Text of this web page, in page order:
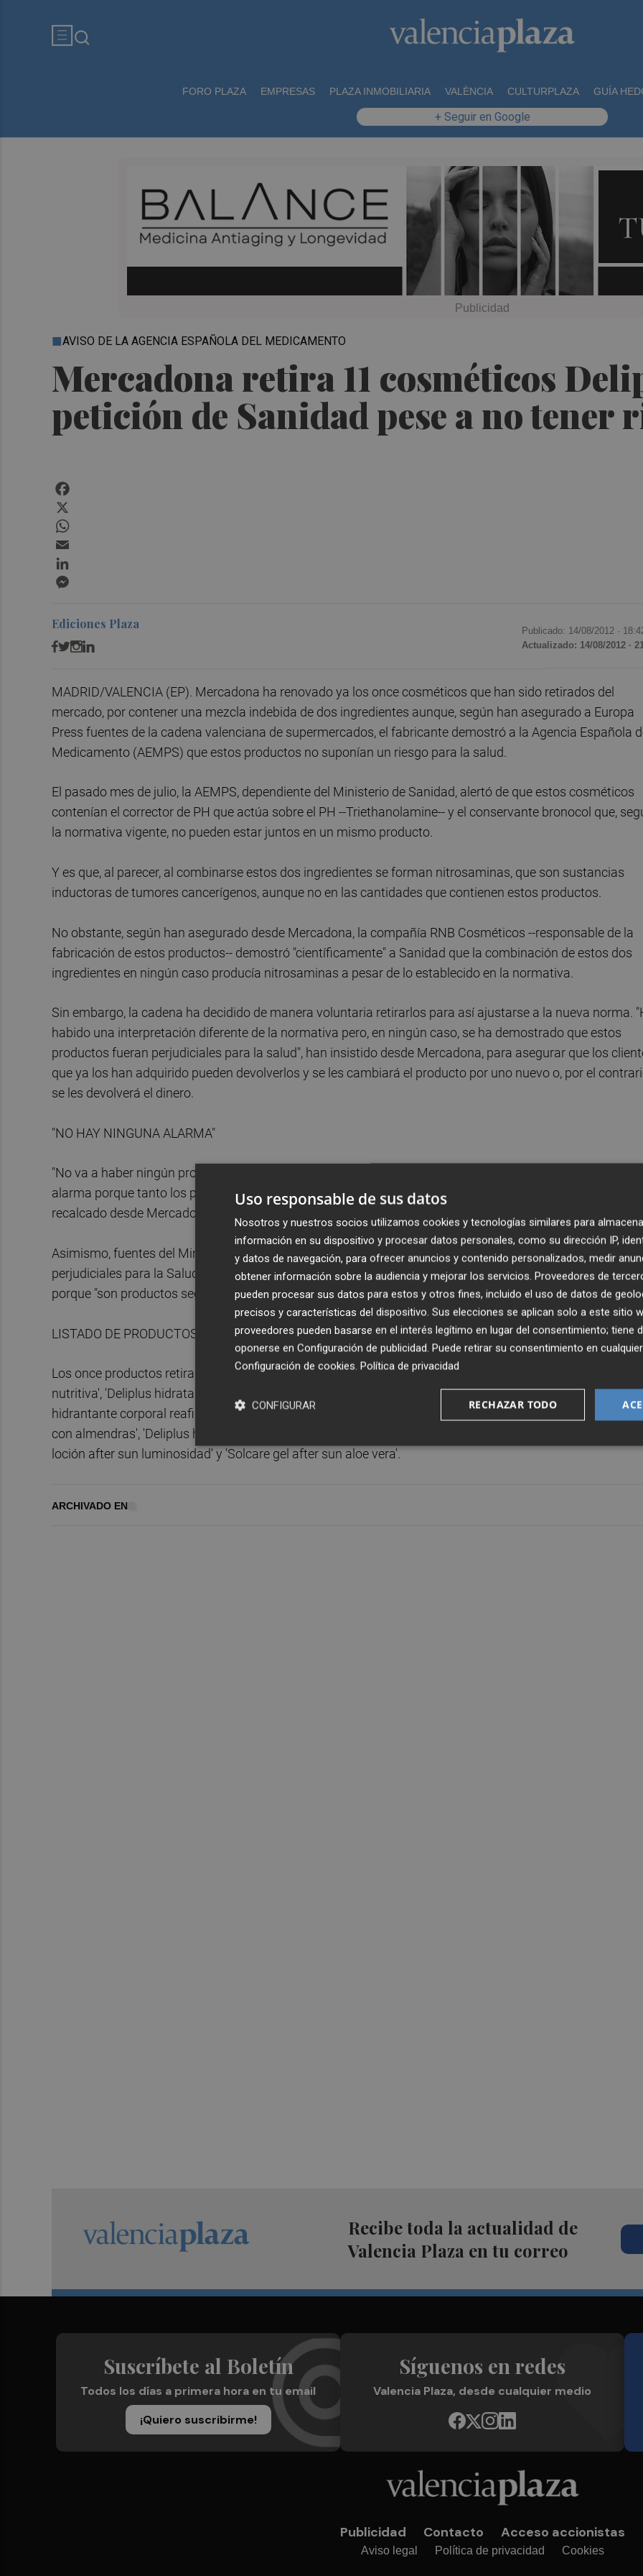
FORO PLAZA EMPRESAS PLAZA INMOBILIARIA VALÈNCIA CULTURPLAZA GUÍA
+ Seguir en Google
Mercadona retira 11 cosméticos
petición de Sanidad pese a no tener
AVISO DE LA AGENCIA ESPAÑOLA DEL MEDICAMENTO
Ediciones Plaza Publicado: 14/08/2012 ·
Actualizado: 14/08/2012 ·
MADRID/VALENCIA (EP). Mercadona ha renovado ya los once cosméticos que han sido retirados del
mercado, por contener una mezcla indebida de dos ingredientes aunque, según han asegurado a Europa
Press fuentes de la cadena valenciana de supermercados, el fabricante demostró a la Agencia Española
Medicamento (AEMPS) que estos productos no suponían un riesgo para la salud.
El pasado mes de julio, la AEMPS, dependiente del Ministerio de Sanidad, alertó de que estos cosméticos
contenían el corrector de PH que actúa sobre el PH --Triethanolamine-- y el conservante bronocol que,
la normativa vigente, no pueden estar juntos en un mismo producto.
Y es que, al parecer, al combinarse estos dos ingredientes se forman nitrosaminas, que son sustancias
inductoras de tumores cancerígenos, aunque no en las cantidades que contienen estos productos.
No obstante, según han asegurado desde Mercadona, la compañía RNB Cosméticos --responsable de la
fabricación de estos productos-- demostró "científicamente" a Sanidad que la combinación de estos dos
ingredientes en ningún caso producía nitrosaminas a pesar de lo establecido en la normativa.
Sin embargo, la cadena ha decidido de manera voluntaria retirarlos para así ajustarse a la nueva norma.
habido una interpretación diferente de la normativa pero, en ningún caso, se ha demostrado que estos
productos fueran perjudiciales para la salud", han insistido desde Mercadona, para asegurar que los
que ya los han adquirido pueden devolverlos y se les cambiará el producto por uno nuevo o, por el
se les devolverá el dinero.
"NO HAY NINGUNA ALARMA"
"No va a haber ningún problema con la devolución. Pero se ha creado una alarma cuando no hay ninguna
alarma porque tanto los productos de antes como los de ahora son totalmente seguros para la salud", han
recalcado desde Mercadona.
Asimismo, fuentes del Ministerio han negado también a Europa Press que estos productos sean
perjudiciales para la Salud y han recalcado de que "no existen motivos" para que los ciudadanos se
porque "son productos seguros".
LISTADO DE PRODUCTOS RETIRADOS
Los once productos retirados son: 'Deliplus nutritiva corporal con aceite de oliva', 'Deliplus crema de manos
nutritiva', 'Deliplus hidratante corporal con aloe', 'Deliplus hidratante corporal efecto luminosidad', 'Deliplus
hidrantante corporal reafirmante', 'Deliplus hidratante antisequedad para pies', 'Deliplus nutritiva corporal
con almendras', 'Deliplus hidratante corporal pieles atópicas', 'Solcare loción after sun hidratante', 'Solcare
loción after sun luminosidad' y 'Solcare gel after sun aloe vera'.
ARCHIVADO EN
Recibe toda la actualidad de
Valencia Plaza en tu correo
Suscríbete al Boletín
Todos los días a primera hora en tu email
¡Quiero suscribirme!
Síguenos en redes
Valencia Plaza, desde cualquier medio
Publicidad Contacto Acceso accionistas
Aviso legal Política de privacidad Cookies
Uso responsable de sus datos
Nosotros y nuestros socios utilizamos cookies y tecnologías similares para
información en su dispositivo y procesar datos personales, como su dirección IP,
y datos de navegación, para ofrecer anuncios y contenido personalizados, medir
obtener información sobre la audiencia y mejorar los servicios. Proveedores de
pueden procesar sus datos para estos y otros fines, incluido el uso de datos de
precisos y características del dispositivo. Sus elecciones se aplican solo a este sitio
proveedores pueden basarse en el interés legítimo en lugar del consentimiento; tiene
oponerse en Configuración de publicidad. Puede retirar su consentimiento en
Configuración de cookies. Política de privacidad
RECHAZAR TODO
CONFIGURAR